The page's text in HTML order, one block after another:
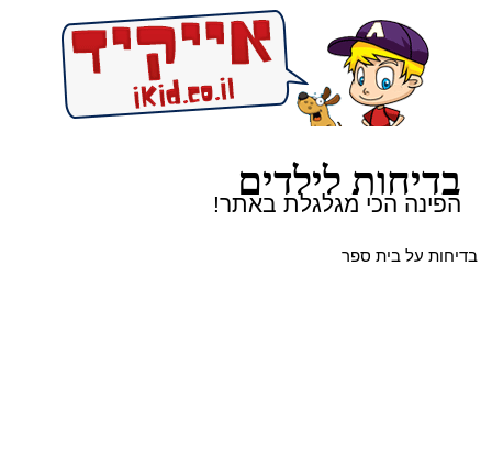
בדיחות לילדים
הפינה הכי מגלגלת באתר!
בדיחות על בית ספר